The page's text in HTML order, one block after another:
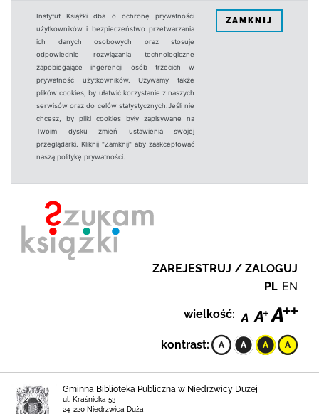
Instytut Książki dba o ochronę prywatności
użytkowników i bezpieczeństwo przetwarzania
ich danych osobowych oraz stosuje
odpowiednie rozwiązania technologiczne
zapobiegające ingerencji osób trzecich w
prywatność użytkowników. Używamy także
plików cookies, by ułatwić korzystanie z naszych
serwisów oraz do celów statystycznych.Jeśli nie
chcesz, by pliki cookies były zapisywane na
Twoim dysku zmień ustawienia swojej
przeglądarki. Kliknij "Zamknij" aby zaakceptować
naszą politykę prywatności.
ZAMKNIJ
ZAREJESTRUJ / ZALOGUJ
PL EN
wielkość:
kontrast:
Gminna Biblioteka Publiczna w Niedrzwicy Dużej
ul. Kraśnicka 53
24-220 Niedrzwica Duża